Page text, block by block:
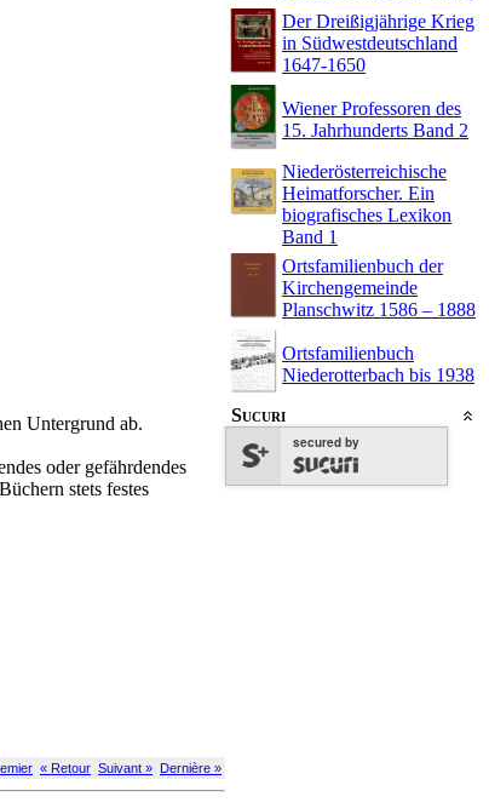
Untergrund ab.
oder gefährdendes
stets festes
« Retour Suivant » Dernière »
Der Dreißigjährige Krieg
in Südwestdeutschland
1647-1650
Wiener Professoren des
15. Jahrhunderts Band 2
Niederösterreichische
Heimatforscher. Ein
biografisches Lexikon
Band 1
Ortsfamilienbuch der
Kirchengemeinde
Planschwitz 1586 – 1888
Ortsfamilienbuch
Niederotterbach bis 1938
Sucuri
secured by